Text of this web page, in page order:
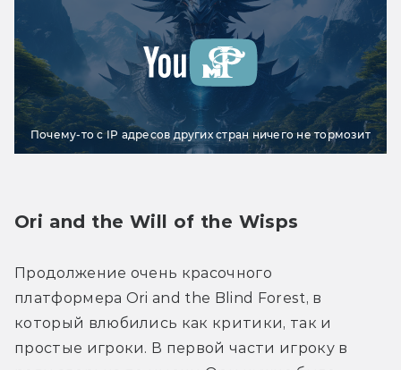
Почему-то с IP адресов других стран ничего не тормозит
Ori and the Will of the Wisps
Продолжение очень красочного
платформера Ori and the Blind Forest, в
который влюбились как критики, так и
простые игроки. В первой части игроку в